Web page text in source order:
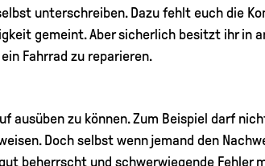
unterschreiben. Dazu fehlt euch die
gemeint. Aber sicherlich besitzt ihr in
Fahrrad zu reparieren.
ausüben zu können. Zum Beispiel darf
Doch selbst wenn jemand den
beherrscht und schwerwiegende Fehler